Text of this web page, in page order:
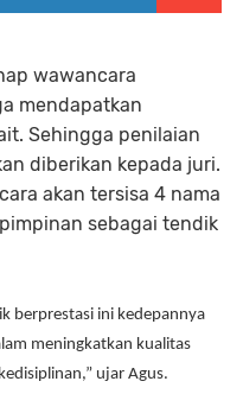
wawancara
mendapatkan
Sehingga penilaian
diberikan kepada juri.
akan tersisa 4 nama
sebagai tendik
berprestasi ini kedepannya
meningkatkan kualitas
ujar Agus.